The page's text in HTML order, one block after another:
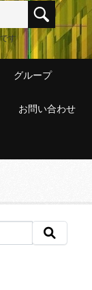
す
グループ
お問い合わせ